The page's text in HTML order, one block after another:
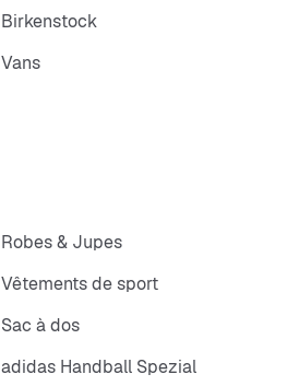
Birkenstock
Vans
Robes & Jupes
Vêtements de sport
Sac à dos
adidas Handball Spezial